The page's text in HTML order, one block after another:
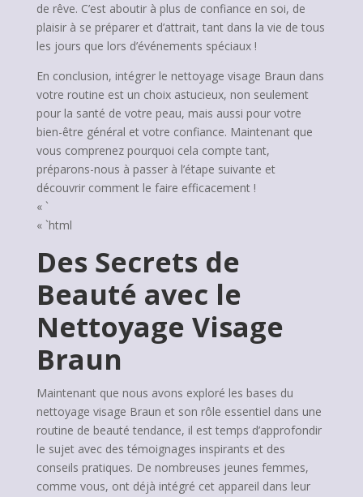
de rêve. C’est aboutir à plus de confiance en soi, de
plaisir à se préparer et d’attrait, tant dans la vie de tous
les jours que lors d’événements spéciaux !
En conclusion, intégrer le nettoyage visage Braun dans
votre routine est un choix astucieux, non seulement
pour la santé de votre peau, mais aussi pour votre
bien-être général et votre confiance. Maintenant que
vous comprenez pourquoi cela compte tant,
préparons-nous à passer à l’étape suivante et
découvrir comment le faire efficacement !
« `
« `html
Des Secrets de
Beauté avec le
Nettoyage Visage
Braun
Maintenant que nous avons exploré les bases du
nettoyage visage Braun et son rôle essentiel dans une
routine de beauté tendance, il est temps d’approfondir
le sujet avec des témoignages inspirants et des
conseils pratiques. De nombreuses jeunes femmes,
comme vous, ont déjà intégré cet appareil dans leur